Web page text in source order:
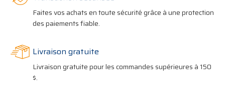
Faites vos achats en toute sécurité grâce à une protection
des paiements fiable.
Livraison gratuite
Livraison gratuite pour les commandes supérieures à 150
$.